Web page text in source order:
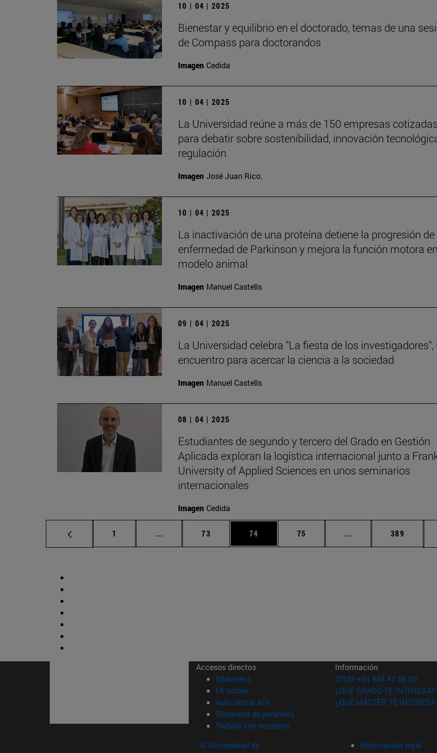
10 | 04 | 2025
Bienestar y equilibrio en el doctorado, temas de una
de Compass para doctorandos
Imagen Cedida
10 | 04 | 2025
La Universidad reúne a más de 150 empresas
para debatir sobre sostenibilidad, innovación
regulación
Imagen José Juan Rico.
10 | 04 | 2025
La inactivación de una proteína detiene la progresión de
enfermedad de Parkinson y mejora la función motora
modelo animal
Imagen Manuel Castells
09 | 04 | 2025
La Universidad celebra "La fiesta de los investigadores",
encuentro para acercar la ciencia a la sociedad
Imagen Manuel Castells
08 | 04 | 2025
Estudiantes de segundo y tercero del Grado en Gestión
Aplicada exploran la logística internacional junto a
University of Applied Sciences en unos seminarios
internacionales
Imagen Cedida
Página
1 ... Páginas intermedias Use TAB para desplazarse.
Página
73 Página
74 Página
75 ... Páginas intermedias
Página
389
Accesos directos
Biblioteca (abre en nueva ventana)
Mi correo(abre en nueva ventana)
Aula virtual ADI (abre en nueva ventana)
Búsqueda de personas(abre en nueva ventana)
Trabaja con nosotros(abre en nueva ventana)
Información
TFNO +34 948 42 56 00
¿QUÉ GRADO TE INTERESA?
¿QUÉ MÁSTER TE
© Universidad de
Información legal